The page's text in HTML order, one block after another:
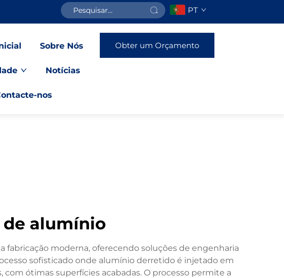
PT
Sobre Nós
Notícias
nos
Obter um Orçamento
alumínio
moderna, oferecendo soluções de engenharia
sofisticado onde alumínio derretido é injetado em
ótimas superfícies acabadas. O processo permite a